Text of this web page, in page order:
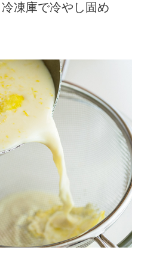
凍庫で冷やし固め